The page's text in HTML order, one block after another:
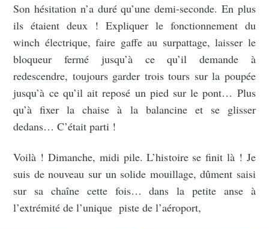
Son hésitation n’a duré qu’une demi-seconde. En plus
ils étaient deux ! Expliquer le fonctionnement du
winch électrique, faire gaffe au surpattage, laisser le
bloqueur fermé jusqu’à ce qu’il demande à
redescendre, toujours garder trois tours sur la poupée
jusqu’à ce qu’il ait reposé un pied sur le pont… Plus
qu’à fixer la chaise à la balancine et se glisser
dedans… C’était parti !
Voilà ! Dimanche, midi pile. L’histoire se finit là ! Je
suis de nouveau sur un solide mouillage, dûment saisi
sur sa chaîne cette fois… dans la petite anse à
l’extrémité de l’unique piste de l’aéroport,